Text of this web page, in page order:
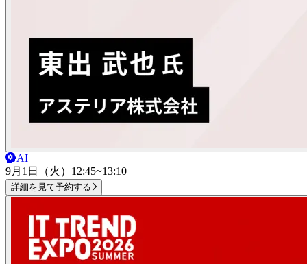
AI
9月1日（火） 12:45~13:10
詳細を見て予約する